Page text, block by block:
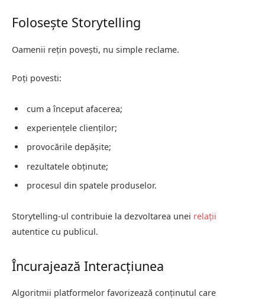
Folosește Storytelling
Oamenii rețin povești, nu simple reclame.
Poți povesti:
cum a început afacerea;
experiențele clienților;
provocările depășite;
rezultatele obținute;
procesul din spatele produselor.
Storytelling-ul contribuie la dezvoltarea unei relații
autentice cu publicul.
Încurajează Interacțiunea
Algoritmii platformelor favorizează conținutul care